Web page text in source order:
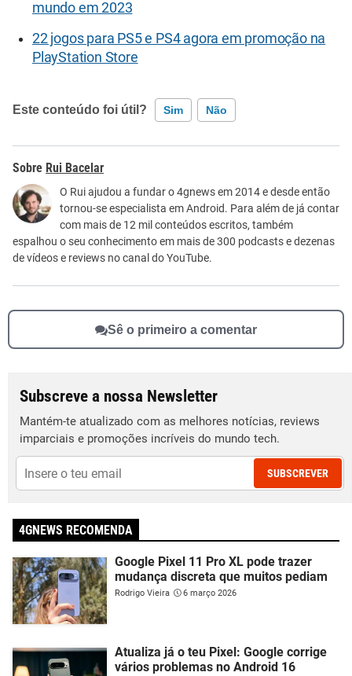
mundo em 2023
22 jogos para PS5 e PS4 agora em promoção na
PlayStation Store
Este conteúdo foi útil? Sim Não
Este conteúdo contém informação incorreta
Este conteúdo não tem a informação que procuro
Outro
Rui Bacelar
O Rui ajudou a fundar o 4gnews em 2014 e desde então
tornou-se especialista em Android. Para além de já contar
com mais de 12 mil conteúdos escritos, também
espalhou o seu conhecimento em mais de 300 podcasts e dezenas
de vídeos e reviews no canal do YouTube.
Sê o primeiro a comentar
Subscreve a nossa Newsletter
Mantém-te atualizado com as melhores notícias, reviews
imparciais e promoções incríveis do mundo tech.
SUBSCREVER
4GNEWS RECOMENDA
Google Pixel 11 Pro XL pode trazer
mudança discreta que muitos pediam
Rodrigo Vieira 6 março 2026
Atualiza já o teu Pixel: Google corrige
vários problemas no Android 16